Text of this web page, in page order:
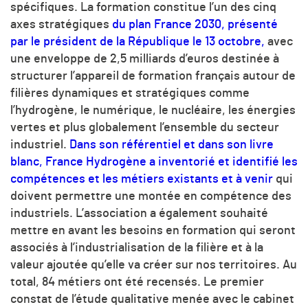
spécifiques. La formation constitue l’un des cinq
axes stratégiques du plan France 2030, présenté
par le président de la République le 13 octobre, avec
une enveloppe de 2,5 milliards d’euros destinée à
structurer l’appareil de formation français autour de
filières dynamiques et stratégiques comme
l’hydrogène, le numérique, le nucléaire, les énergies
vertes et plus globalement l’ensemble du secteur
industriel. Dans son référentiel et dans son livre
blanc, France Hydrogène a inventorié et identifié les
compétences et les métiers existants et à venir qui
doivent permettre une montée en compétence des
industriels. L’association a également souhaité
mettre en avant les besoins en formation qui seront
associés à l’industrialisation de la filière et à la
valeur ajoutée qu’elle va créer sur nos territoires. Au
total, 84 métiers ont été recensés. Le premier
constat de l’étude qualitative menée avec le cabinet